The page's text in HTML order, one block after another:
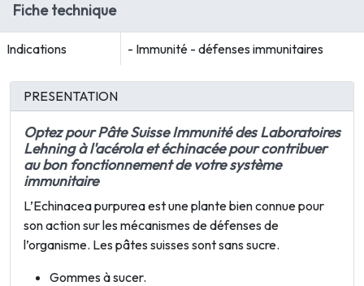
Fiche technique
Indications - Immunité - défenses immunitaires
PRESENTATION
Optez pour Pâte Suisse Immunité des Laboratoires
Lehning à l'acérola et échinacée pour contribuer
au bon fonctionnement de votre système
immunitaire
L’Echinacea purpurea est une plante bien connue pour
son action sur les mécanismes de défenses de
l’organisme. Les pâtes suisses sontsans sucre.
Gommes à sucer.